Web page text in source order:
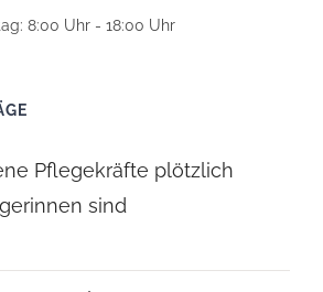
8:00 Uhr - 18:00 Uhr
Pflegekräfte plötzlich
sind